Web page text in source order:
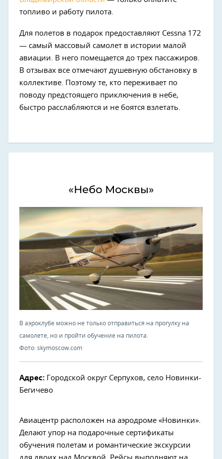
топливо и работу пилота.
Для полетов в подарок предоставляют Cessna 172
— самый массовый самолет в истории малой
авиации. В него помещается до трех пассажиров.
В отзывах все отмечают душевную обстановку в
коллективе. Поэтому те, кто переживает по
поводу предстоящего приключения в небе,
быстро расслабляются и не боятся взлетать.
«Небо Москвы»
В аэроклубе можно не только отправиться на прогулку на
самолете, но и пройти обучение на пилота.
Фото: skymoscow.com
Адрес: Городской округ Серпухов, село Новинки-
Бегичево
Авиацентр расположен на аэродроме «Новинки».
Делают упор на подарочные сертификаты
обучения полетам и романтические экскурсии